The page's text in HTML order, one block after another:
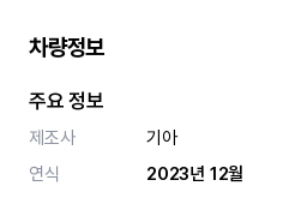
차량정보
주요 정보
제조사
기아
연식
2023년 12월